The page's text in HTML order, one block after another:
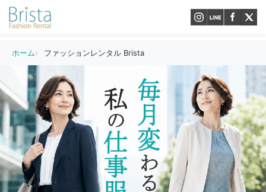
ホーム ファッションレンタル Brista